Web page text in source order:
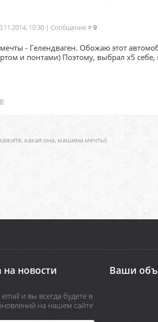
10:30 | Сообщение #9
- Гелендваген. Обожаю этот
и понтами) Поэтому, выбрал х5
какая она, машина мечты)
новости
и вы всегда будете в
на нашем сайте
Ваши